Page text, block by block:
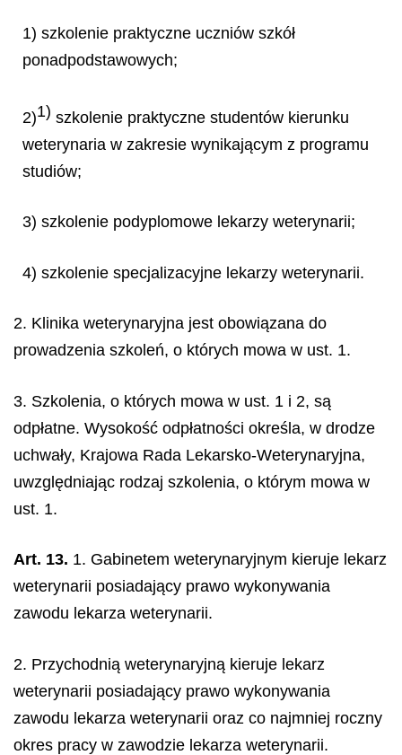
1) szkolenie praktyczne uczniów szkół
ponadpodstawowych;
2)1) szkolenie praktyczne studentów kierunku
weterynaria w zakresie wynikającym z programu
studiów;
3) szkolenie podyplomowe lekarzy weterynarii;
4) szkolenie specjalizacyjne lekarzy weterynarii.
2. Klinika weterynaryjna jest obowiązana do
prowadzenia szkoleń, o których mowa w ust. 1.
3. Szkolenia, o których mowa w ust. 1 i 2, są
odpłatne. Wysokość odpłatności określa, w drodze
uchwały, Krajowa Rada Lekarsko-Weterynaryjna,
uwzględniając rodzaj szkolenia, o którym mowa w
ust. 1.
Art. 13. 1. Gabinetem weterynaryjnym kieruje lekarz
weterynarii posiadający prawo wykonywania
zawodu lekarza weterynarii.
2. Przychodnią weterynaryjną kieruje lekarz
weterynarii posiadający prawo wykonywania
zawodu lekarza weterynarii oraz co najmniej roczny
okres pracy w zawodzie lekarza weterynarii.